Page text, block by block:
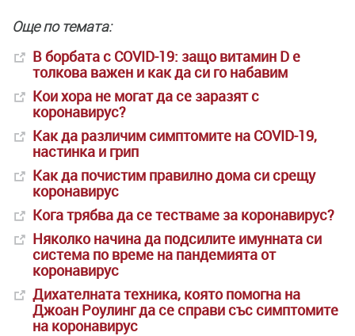
Още по темата:
В борбата с COVID-19: защо витамин D е
толкова важен и как да си го набавим
Кои хора не могат да се заразят с
коронавирус?
Как да различим симптомите на COVID-19,
настинка и грип
Как да почистим правилно дома си срещу
коронавирус
Кога трябва да се тестваме за коронавирус?
Няколко начина да подсилите имунната си
система по време на пандемията от
коронавирус
Дихателната техника, която помогна на
Джоан Роулинг да се справи със симптомите
на коронавирус